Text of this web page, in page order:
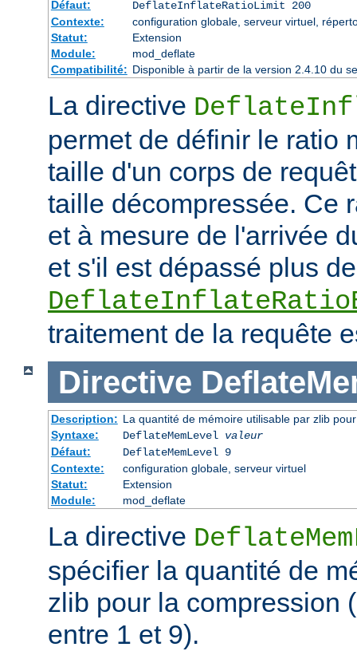
Défaut:
DeflateInflateRatioLimit 200
Contexte:
configuration globale, serveur virtuel,
Statut:
Extension
Module:
mod_deflate
Compatibilité: Disponible à partir de la version 2.4.10 du
La directive
permet de définir le ratio
taille d'un corps de
taille décompressée. Ce
et à mesure de l'arrivée
et s'il est dépassé plus de
traitement de la requête
Directive
Description: La quantité de mémoire utilisable par zlib
Syntaxe:
DeflateMemLevel valeur
Défaut:
DeflateMemLevel 9
Contexte:
configuration globale, serveur virtuel
Statut:
Extension
Module:
mod_deflate
La directive
spécifier la quantité de
zlib pour la compression
entre 1 et 9).